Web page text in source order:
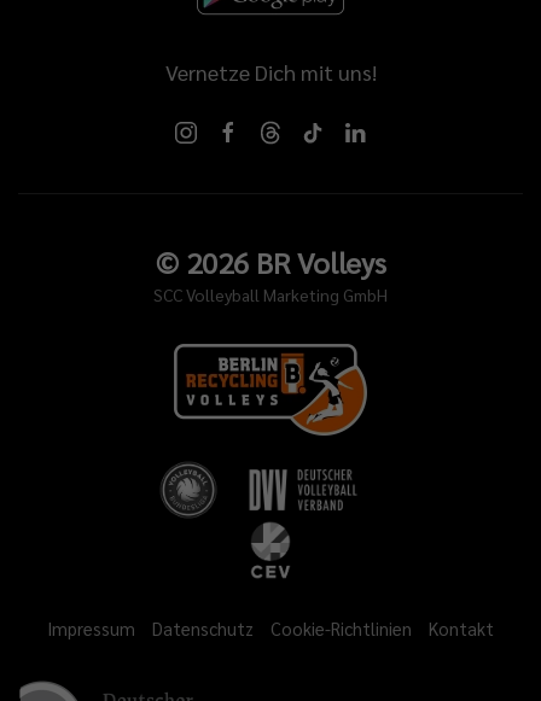
Vernetze Dich mit uns!
© 2026BR Volleys
SCC Volleyball Marketing GmbH
Impressum Datenschutz Cookie-Richtlinien Kontakt